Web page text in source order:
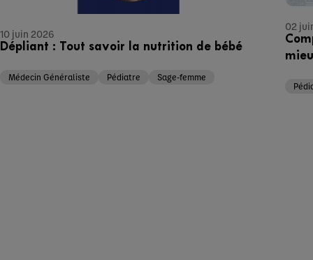
10 juin 2026
Dépliant : Tout savoir la nutrition de bébé
Médecin Généraliste Pédiatre Sage-femme
02